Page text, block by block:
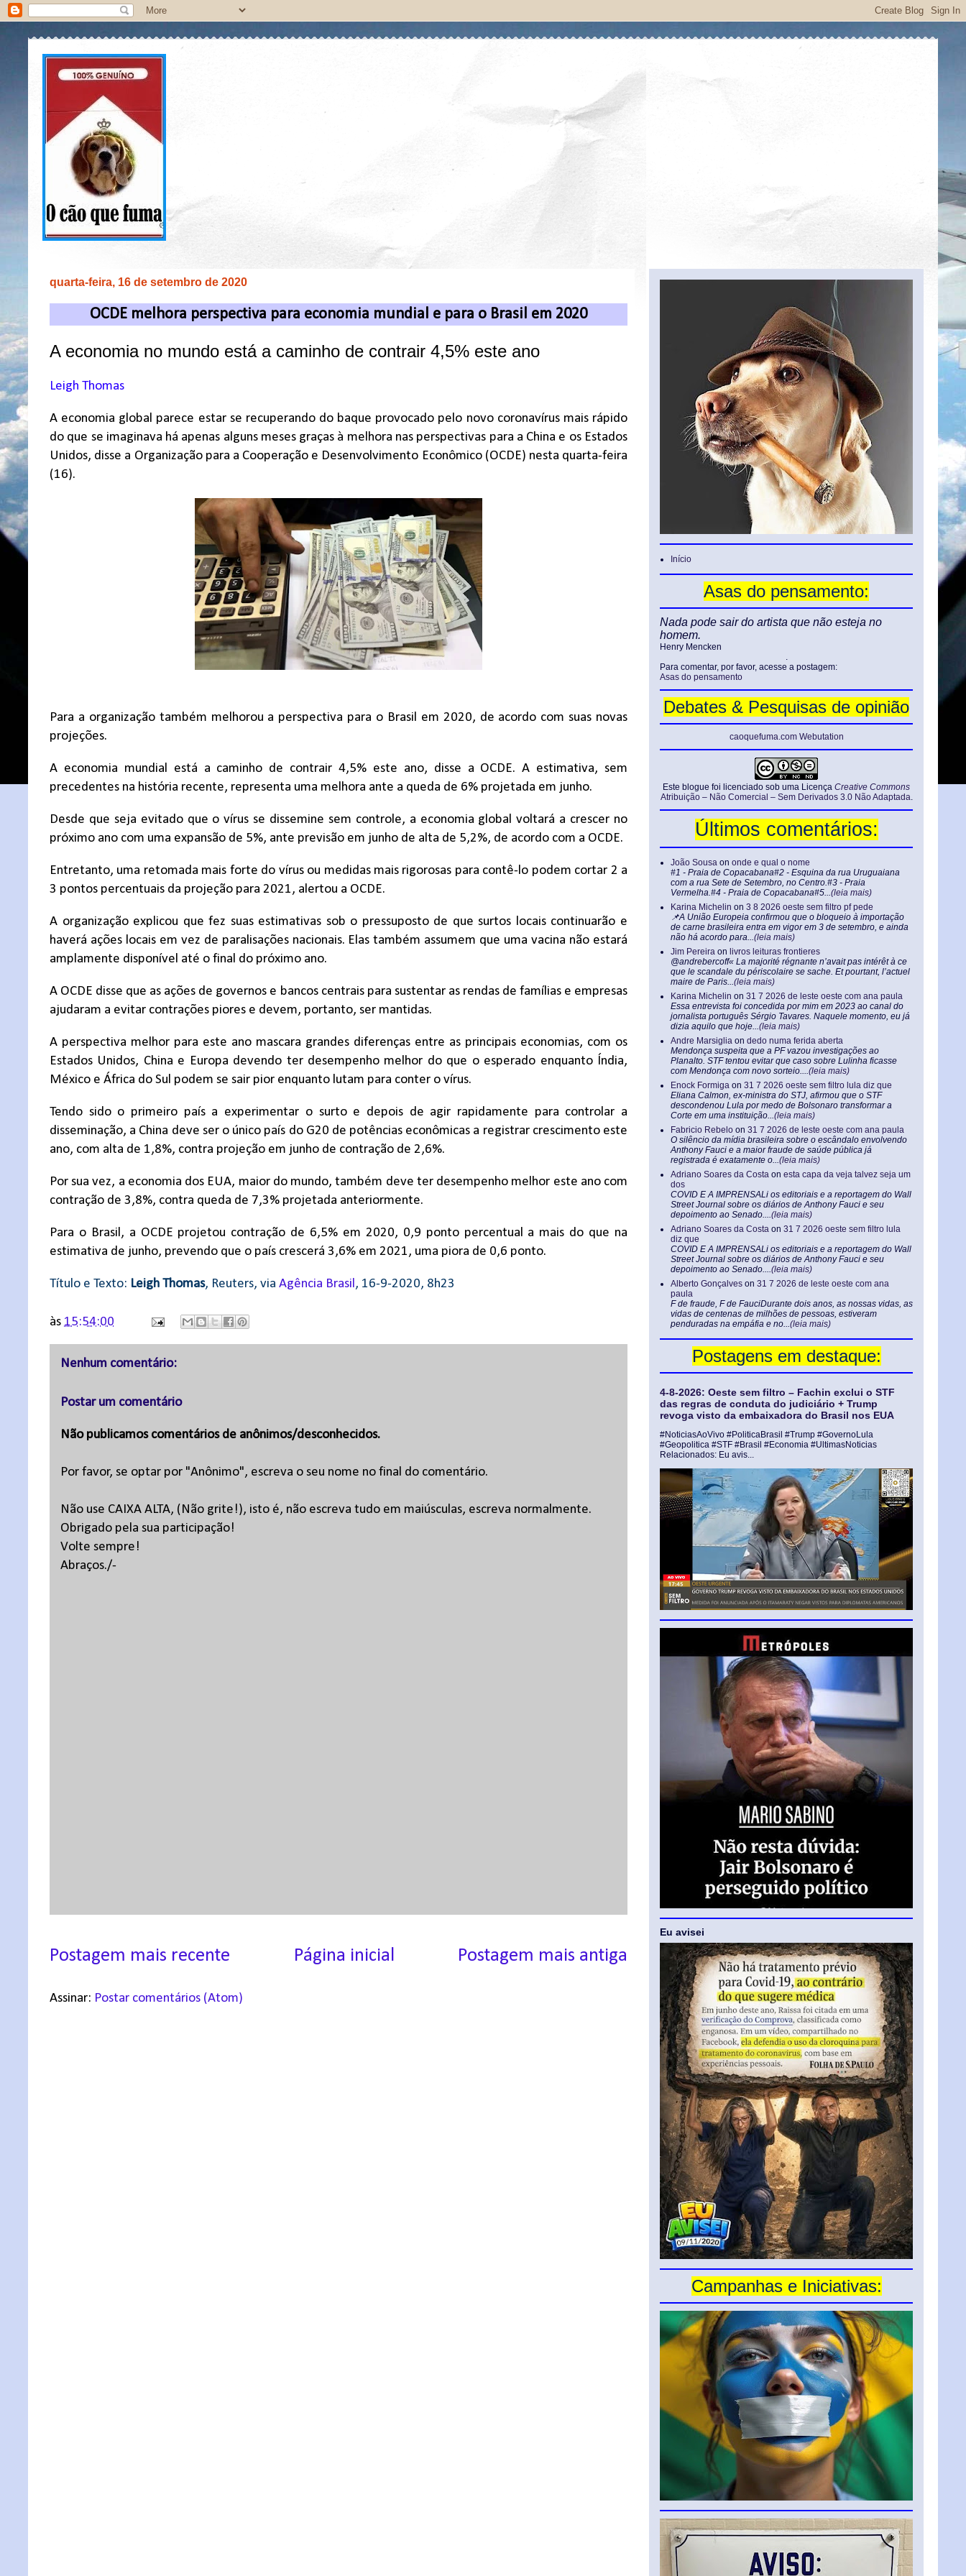
quarta-feira, 16 de setembro de 2020
OCDE melhora perspectiva para economia mundial e para o Brasil em 2020
A economia no mundo está a caminho de contrair 4,5% este ano
Leigh Thomas
A economia global parece estar se recuperando do baque provocado pelo novo coronavírus mais rápido
do que se imaginava há apenas alguns meses graças à melhora nas perspectivas para a China e os Estados
Unidos, disse a Organização para a Cooperação e Desenvolvimento Econômico (OCDE) nesta quarta-feira
(16).
Para a organização também melhorou a perspectiva para o Brasil em 2020, de acordo com suas novas
projeções.
A economia mundial está a caminho de contrair 4,5% este ano, disse a OCDE. A estimativa, sem
precedentes na história recente, representa uma melhora ante a queda de 6% projetada em junho.
Desde que seja evitado que o vírus se dissemine sem controle, a economia global voltará a crescer no
próximo ano com uma expansão de 5%, ante previsão em junho de alta de 5,2%, de acordo com a OCDE.
Entretanto, uma retomada mais forte do vírus ou medidas mais rigorosas para contê-lo podem cortar 2 a
3 pontos percentuais da projeção para 2021, alertou a OCDE.
A organização explicou que fez suas estimativas sob o pressuposto de que surtos locais continuarão e
haverá ações locais em vez de paralisações nacionais. Elas também assumem que uma vacina não estará
amplamente disponível até o final do próximo ano.
A OCDE disse que as ações de governos e bancos centrais para sustentar as rendas de famílias e empresas
ajudaram a evitar contrações piores e devem, portanto, ser mantidas.
A perspectiva melhor para este ano mascara grandes diferenças entre as principais economias, com os
Estados Unidos, China e Europa devendo ter desempenho melhor do que o esperado enquanto Índia,
México e África do Sul podem se sair pior enquanto lutam para conter o vírus.
Tendo sido o primeiro país a experimentar o surto e depois de agir rapidamente para controlar a
disseminação, a China deve ser o único país do G20 de potências econômicas a registrar crescimento este
ano, com alta de 1,8%, contra projeção em junho de contração de 2,6%.
Por sua vez, a economia dos EUA, maior do mundo, também deve ter desempenho melhor este ano com
contração de 3,8%, contra queda de 7,3% projetada anteriormente.
Para o Brasil, a OCDE projetou contração de 6,5% em 2020, 0,9 ponto percentual a mais do que na
estimativa de junho, prevendo que o país crescerá 3,6% em 2021, uma piora de 0,6 ponto.
Título e Texto: Leigh Thomas, Reuters, via Agência Brasil, 16-9-2020, 8h23
às 15:54:00
Nenhum comentário:
Postar um comentário
Não publicamos comentários de anônimos/desconhecidos.
Por favor, se optar por "Anônimo", escreva o seu nome no final do comentário.
Não use CAIXA ALTA, (Não grite!), isto é, não escreva tudo em maiúsculas, escreva normalmente.
Obrigado pela sua participação!
Volte sempre!
Abraços./-
Postagem mais recente Postagem mais antiga
Página inicial
Assinar: Postar comentários (Atom)
Início
Asas do pensamento:
Nada pode sair do artista que não esteja no
homem.
Henry Mencken
.
Para comentar, por favor, acesse a postagem:
Asas do pensamento
Debates & Pesquisas de opinião
caoquefuma.com Webutation
Este blogue foi licenciado sob uma Licença Creative Commons
Atribuição – Não Comercial – Sem Derivados 3.0 Não Adaptada.
Últimos comentários:
João Sousa on onde e qual o nome
#1 - Praia de Copacabana#2 - Esquina da rua Uruguaiana
com a rua Sete de Setembro, no Centro.#3 - Praia
Vermelha.#4 - Praia de Copacabana#5...(leia mais)
Karina Michelin on 3 8 2026 oeste sem filtro pf pede
📌A União Europeia confirmou que o bloqueio à importação
de carne brasileira entra em vigor em 3 de setembro, e ainda
não há acordo para...(leia mais)
Jim Pereira on livros leituras frontieres
@andrebercoff« La majorité régnante n’avait pas intérêt à ce
que le scandale du périscolaire se sache. Et pourtant, l’actuel
maire de Paris...(leia mais)
Karina Michelin on 31 7 2026 de leste oeste com ana paula
Essa entrevista foi concedida por mim em 2023 ao canal do
jornalista português Sérgio Tavares. Naquele momento, eu já
dizia aquilo que hoje...(leia mais)
Andre Marsiglia on dedo numa ferida aberta
Mendonça suspeita que a PF vazou investigações ao
Planalto. STF tentou evitar que caso sobre Lulinha ficasse
com Mendonça com novo sorteio....(leia mais)
Enock Formiga on 31 7 2026 oeste sem filtro lula diz que
Eliana Calmon, ex-ministra do STJ, afirmou que o STF
descondenou Lula por medo de Bolsonaro transformar a
Corte em uma instituição...(leia mais)
Fabricio Rebelo on 31 7 2026 de leste oeste com ana paula
O silêncio da mídia brasileira sobre o escândalo envolvendo
Anthony Fauci e a maior fraude de saúde pública já
registrada é exatamente o...(leia mais)
Adriano Soares da Costa on esta capa da veja talvez seja um
dos
COVID E A IMPRENSALi os editoriais e a reportagem do Wall
Street Journal sobre os diários de Anthony Fauci e seu
depoimento ao Senado....(leia mais)
Adriano Soares da Costa on 31 7 2026 oeste sem filtro lula
diz que
COVID E A IMPRENSALi os editoriais e a reportagem do Wall
Street Journal sobre os diários de Anthony Fauci e seu
depoimento ao Senado....(leia mais)
Alberto Gonçalves on 31 7 2026 de leste oeste com ana
paula
F de fraude, F de FauciDurante dois anos, as nossas vidas, as
vidas de centenas de milhões de pessoas, estiveram
penduradas na empáfia e no...(leia mais)
Postagens em destaque:
4-8-2026: Oeste sem filtro – Fachin exclui o STF
das regras de conduta do judiciário + Trump
revoga visto da embaixadora do Brasil nos EUA
#NoticiasAoVivo #PoliticaBrasil #Trump #GovernoLula
#Geopolitica #STF #Brasil #Economia #UltimasNoticias
Relacionados: Eu avis...
Eu avisei
Campanhas e Iniciativas: